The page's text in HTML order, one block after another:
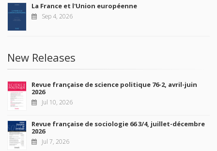
La France et l'Union européenne
Sep 4, 2026
New Releases
Revue française de science politique 76-2, avril-juin
2026
Jul 10, 2026
Revue française de sociologie 66 3/4, juillet-décembre
2026
Jul 7, 2026